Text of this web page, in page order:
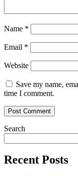
Name *
Email *
Website
Save my name,
time I comment.
Search
Recent Posts